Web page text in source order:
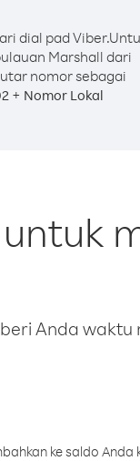
dial pad Viber.
Marshall dari
nomor sebagai
+ Nomor Lokal
Anda waktu
ke saldo